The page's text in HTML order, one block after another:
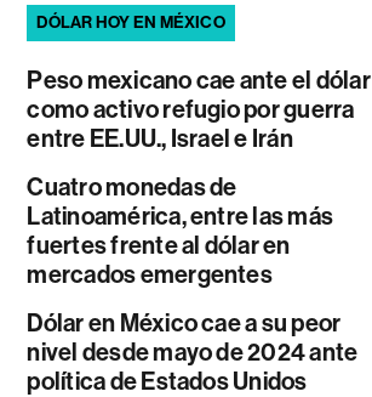
DÓLAR HOY EN MÉXICO
Peso mexicano cae ante el dólar
como activo refugio por guerra
entre EE.UU., Israel e Irán
Cuatro monedas de
Latinoamérica, entre las más
fuertes frente al dólar en
mercados emergentes
Dólar en México cae a su peor
nivel desde mayo de 2024 ante
política de Estados Unidos